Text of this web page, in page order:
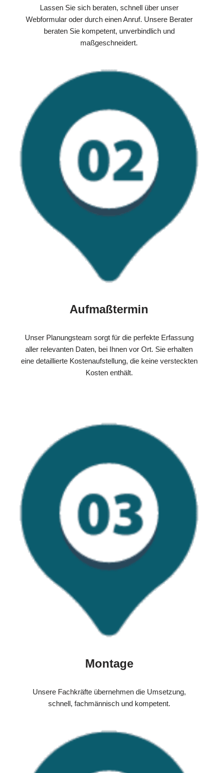
Lassen Sie sich beraten, schnell über unser
Webformular oder durch einen Anruf. Unsere Berater
beraten Sie kompetent, unverbindlich und
maßgeschneidert.
Aufmaßtermin
Unser Planungsteam sorgt für die perfekte Erfassung
aller relevanten Daten, bei Ihnen vor Ort. Sie erhalten
eine detaillierte Kostenaufstellung, die keine versteckten
Kosten enthält.
Montage
Unsere Fachkräfte übernehmen die Umsetzung,
schnell, fachmännisch und kompetent.